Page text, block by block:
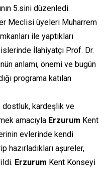
5.sini düzenledi.
Meclisi üyeleri Muharrem
ile yaptıkları
İlahiyatçı Prof. Dr.
anlamı, önemi ve bugün
programa katılan
dostluk, kardeşlik ve
amacıyla Erzurum Kent
evlerinde kendi
hazırladıkları aşureler,
Erzurum Kent Konseyi